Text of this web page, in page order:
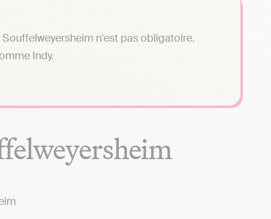
n'est pas obligatoire.
Indy.